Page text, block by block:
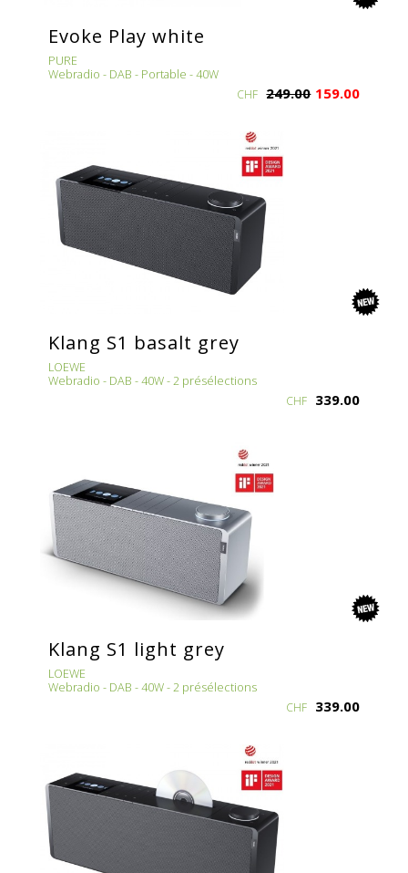
Evoke Play white
PURE
Webradio - DAB - Portable - 40W
CHF249.00 159.00
Klang S1 basalt grey
LOEWE
Webradio - DAB - 40W - 2 présélections
CHF 339.00
Klang S1 light grey
LOEWE
Webradio - DAB - 40W - 2 présélections
CHF 339.00